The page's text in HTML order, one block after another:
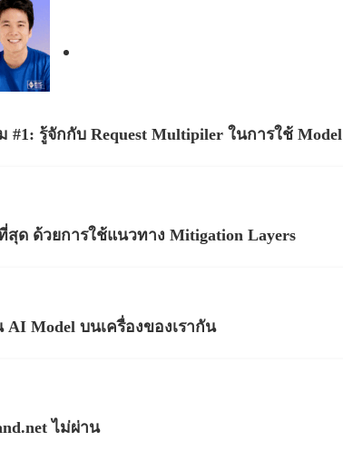
#1: รู้จักกับ Request Multipiler ในการใช้ Model
ด ด้วยการใช้แนวทาง Mitigation Layers
Model บนเครื่องของเรากัน
ไม่ผ่าน